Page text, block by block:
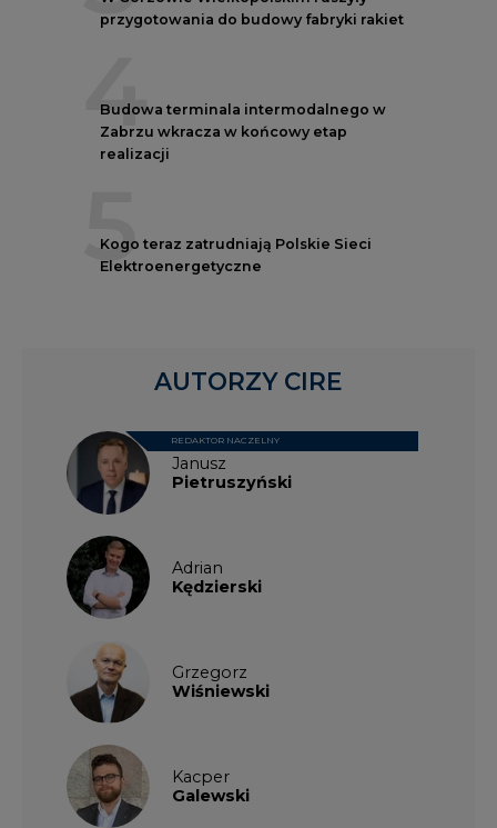
przygotowania do budowy fabryki rakiet
4
Budowa terminala intermodalnego w
Zabrzu wkracza w końcowy etap
realizacji
5
Kogo teraz zatrudniają Polskie Sieci
Elektroenergetyczne
Janusz
Pietruszyński
REDAKTOR NACZELNY
Adrian
Kędzierski
Grzegorz
Wiśniewski
Kacper
Galewski
AUTORZY CIRE